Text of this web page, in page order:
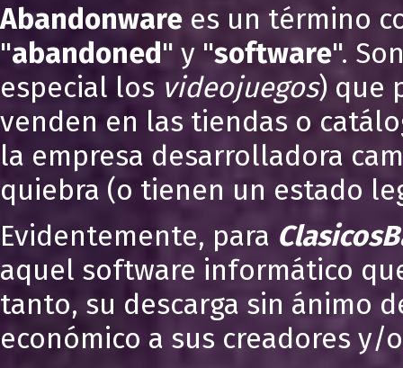
Abandonware es un término
"abandoned" y "software".
especial los videojuegos) que
venden en las tiendas o
la empresa desarrolladora
quiebra (o tienen un estado
Evidentemente, para
aquel software informático
tanto, su descarga sin ánimo
económico a sus creadores y/